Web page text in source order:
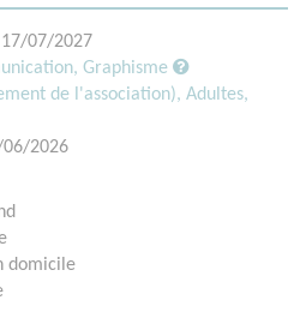
07/2027
Graphisme
de l'association), Adultes,
06/2026
domicile